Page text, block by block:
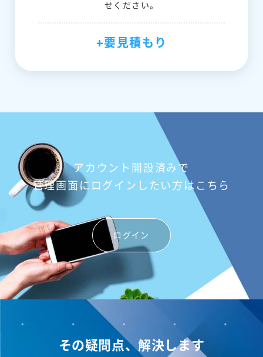
せください。
+要見積もり
アカウント開設済みで
管理画面にログインしたい方はこちら
ログイン
その疑問点、解決します